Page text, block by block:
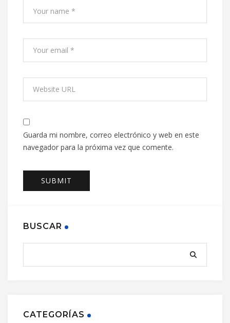
Guarda mi nombre, correo electrónico y web en este
navegador para la próxima vez que comente.
BUSCAR
CATEGORÍAS